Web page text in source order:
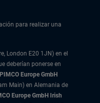
para realizar una
London E20 1JN) en el
deberían ponerse en
PIMCO Europe GmbH
Main) en Alemania de
Europe GmbH Irish